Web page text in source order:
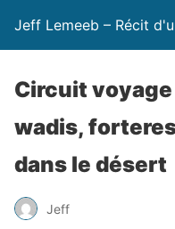
Jeff Lemeeb – Récit
Circuit
wadis,
dans le désert
Jeff